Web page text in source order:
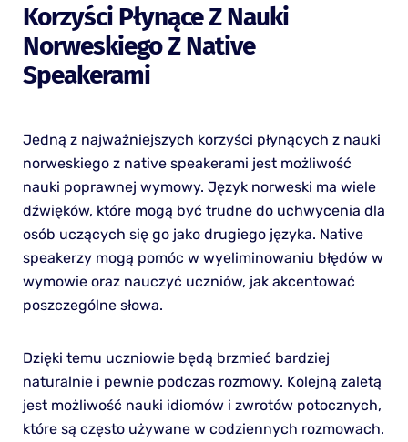
Korzyści Płynące Z Nauki
Norweskiego Z Native
Speakerami
Jedną z najważniejszych korzyści płynących z nauki
norweskiego z native speakerami jest możliwość
nauki poprawnej wymowy. Język norweski ma wiele
dźwięków, które mogą być trudne do uchwycenia dla
osób uczących się go jako drugiego języka. Native
speakerzy mogą pomóc w wyeliminowaniu błędów w
wymowie oraz nauczyć uczniów, jak akcentować
poszczególne słowa.
Dzięki temu uczniowie będą brzmieć bardziej
naturalnie i pewnie podczas rozmowy. Kolejną zaletą
jest możliwość nauki idiomów i zwrotów potocznych,
które są często używane w codziennych rozmowach.